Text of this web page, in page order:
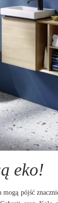
eko!
pójść